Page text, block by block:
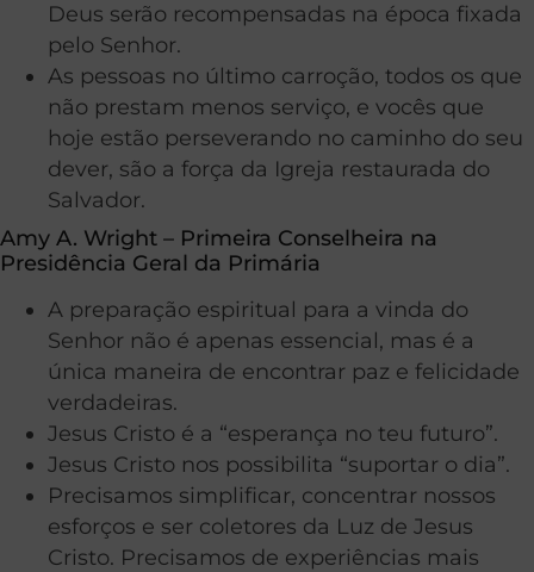
Deus serão recompensadas na época fixada
pelo Senhor.
As pessoas no último carroção, todos os que
não prestam menos serviço, e vocês que
hoje estão perseverando no caminho do seu
dever, são a força da Igreja restaurada do
Salvador.
Amy A. Wright – Primeira Conselheira na
Presidência Geral da Primária
A preparação espiritual para a vinda do
Senhor não é apenas essencial, mas é a
única maneira de encontrar paz e felicidade
verdadeiras.
Jesus Cristo é a “esperança no teu futuro”.
Jesus Cristo nos possibilita “suportar o dia”.
Precisamos simplificar, concentrar nossos
esforços e ser coletores da Luz de Jesus
Cristo. Precisamos de experiências mais